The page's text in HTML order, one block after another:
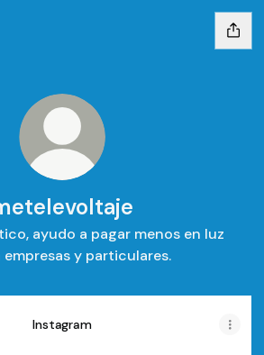
ayudo a pagar menos en luz
empresas y particulares.
Instagram